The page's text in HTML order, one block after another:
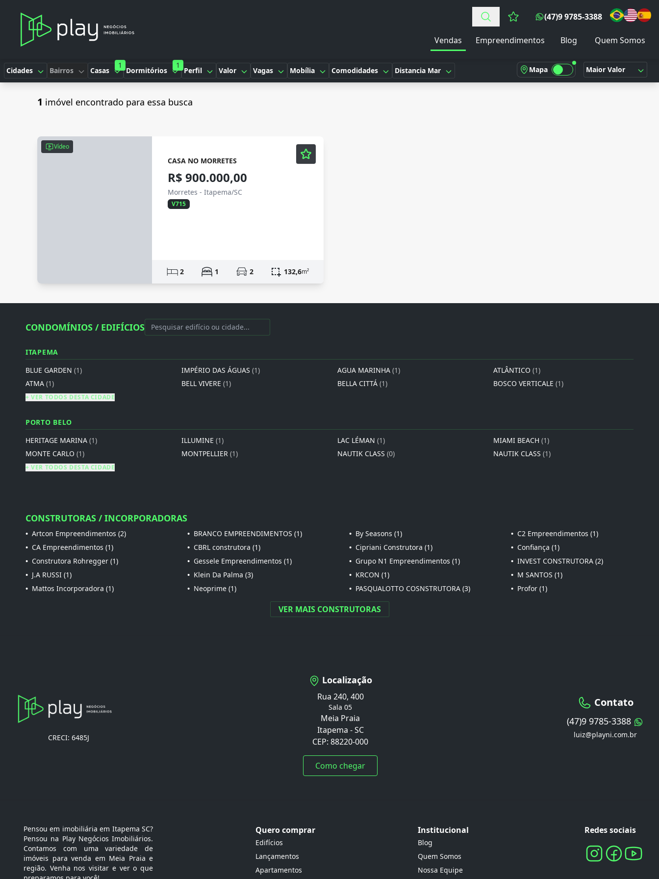
Favoritos (0 itens)
(47)9 9785-3388
Vendas Empreendimentos Blog Quem Somos
Cidades Bairros
1
Casas
1
Dormitórios Perfil Valor Vagas Mobília Comodidades Distancia Mar Mapa Maior Valor
1 imóvel encontrado para essa busca
Vídeo
CASA NO MORRETES
R$ 900.000,00
Morretes - Itapema/SC
V715
2 1 2 132,6m²
CONDOMÍNIOS / EDIFÍCIOS
ITAPEMA
BLUE GARDEN (1) IMPÉRIO DAS ÁGUAS (1) AGUA MARINHA (1) ATLÂNTICO (1)
ATMA (1) BELL VIVERE (1) BELLA CITTÁ (1) BOSCO VERTICALE (1)
+ VER TODOS DESTA CIDADE
PORTO BELO
HERITAGE MARINA (1) ILLUMINE (1) LAC LÉMAN (1) MIAMI BEACH (1)
MONTE CARLO (1) MONTPELLIER (1) NAUTIK CLASS (0) NAUTIK CLASS (1)
+ VER TODOS DESTA CIDADE
CONSTRUTORAS / INCORPORADORAS
• Artcon Empreendimentos (2) • BRANCO EMPREENDIMENTOS (1) • By Seasons (1) • C2 Empreendimentos (1)
• CA Empreendimentos (1) • CBRL construtora (1) • Cipriani Construtora (1) • Confiança (1)
• Construtora Rohregger (1) • Gessele Empreendimentos (1) • Grupo N1 Empreendimentos (1) • INVEST CONSTRUTORA (2)
• J.A RUSSI (1) • Klein Da Palma (3) • KRCON (1) • M SANTOS (1)
• Mattos Incorporadora (1) • Neoprime (1) • PASQUALOTTO COSNSTRUTORA (3) • Profor (1)
VER MAIS CONSTRUTORAS
CRECI: 6485J
Localização
Rua 240, 400
Sala 05
Meia Praia
Itapema - SC
CEP: 88220-000
Como chegar
Contato
(47)9 9785-3388
luiz@playni.com.br
Pensou em imobiliária em Itapema SC?
Pensou na Play Negócios Imobiliários.
Contamos com uma variedade de
imóveis para venda em Meia Praia e
região. Venha nos visitar e ver o que
Quero comprar
Edifícios
Lançamentos
Apartamentos
Institucional
Blog
Quem Somos
Nossa Equipe
Redes sociais